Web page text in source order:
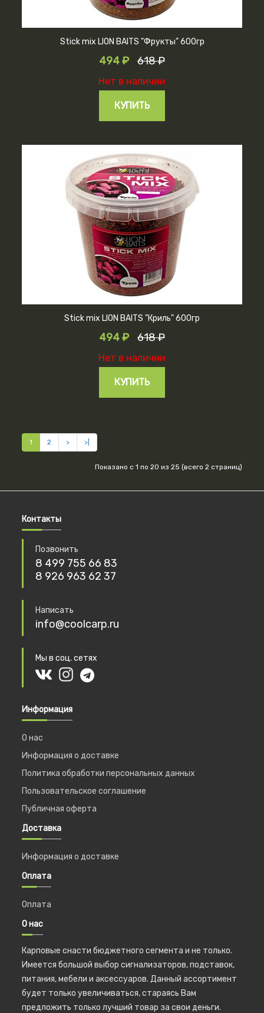
Stick mix LION BAITS "Фрукты" 600гр
494 ₽ 618 ₽
Нет в наличии
КУПИТЬ
Stick mix LION BAITS "Криль" 600гр
494 ₽ 618 ₽
Нет в наличии
КУПИТЬ
1 2 > >|
Показано с 1 по 20 из 25 (всего 2 страниц)
Контакты
Позвонить
8 499 755 66 83
8 926 963 62 37
Написать
info@coolcarp.ru
Мы в соц. сетях
Информация
О нас
Информация о доставке
Политика обработки персональных данных
Пользовательское соглашение
Публичная оферта
Доставка
Информация о доставке
Оплата
Оплата
О нас
Карповые снасти бюджетного сегмента и не только.
Имеется большой выбор сигнализаторов, подставок,
питания, мебели и аксессуаров. Данный ассортимент
будет только увеличиваться, стараясь Вам
предложить только лучший товар за свои деньги.